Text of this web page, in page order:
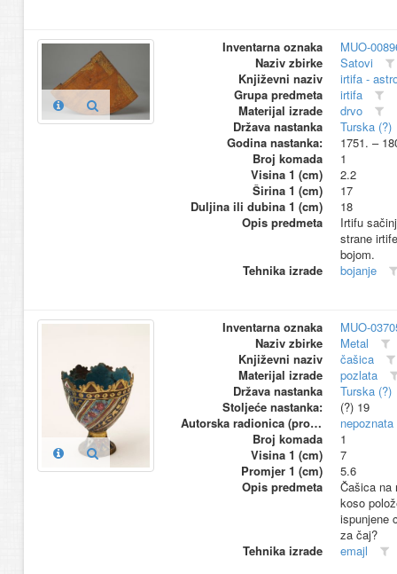
Inventarna oznaka
MUO-
Naziv zbirke
Satovi
Književni naziv
irtifa -
Grupa predmeta
irtifa
Materijal izrade
drvo
Država nastanka
Turska (?)
Godina nastanka:
1751. –
Broj komada
1
Visina 1 (cm)
2.2
Širina 1 (cm)
17
Duljina ili dubina 1 (cm)
18
Opis predmeta
Irtifu
strane
bojom.
Tehnika izrade
bojanje
Inventarna oznaka
MUO-
Naziv zbirke
Metal
Književni naziv
čašica
Materijal izrade
pozlata
Država nastanka
Turska (?)
Stoljeće nastanka:
(?) 19
Autorska radionica (proizvođač)
nepoznata
Broj komada
1
Visina 1 (cm)
7
Promjer 1 (cm)
5.6
Opis predmeta
Čašica na
koso
ispunjene
za čaj?
Tehnika izrade
emajl